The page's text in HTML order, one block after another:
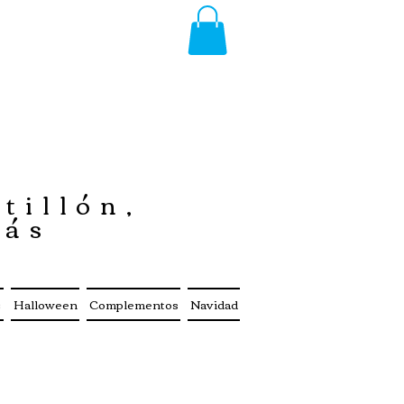
Halloween Complementos Navidad